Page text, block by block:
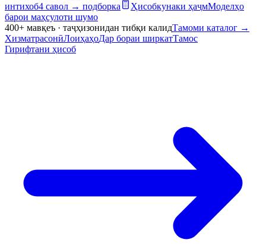
интихоб4 савол → подборка Ҳисобкунаки ҳаҷмМоделҳо
барои маҳсулоти шумо
400+ мавқеъ · таҷҳизонидан тибқи калидТамоми каталог →
ХизматрасонӣЛоиҳаҳоДар бораи ширкатТамос
Гирифтани ҳисоб